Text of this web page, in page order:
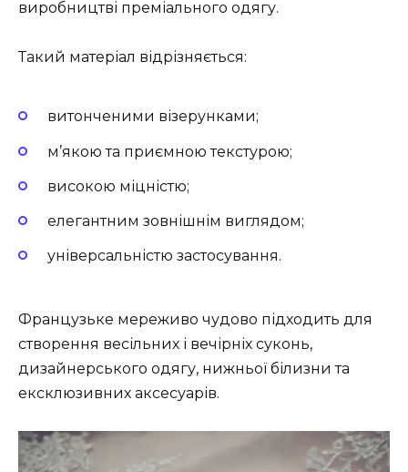
виробництві преміального одягу.
Такий матеріал відрізняється:
витонченими візерунками;
м’якою та приємною текстурою;
високою міцністю;
елегантним зовнішнім виглядом;
універсальністю застосування.
Французьке мереживо чудово підходить для
створення весільних і вечірніх суконь,
дизайнерського одягу, нижньої білизни та
ексклюзивних аксесуарів.